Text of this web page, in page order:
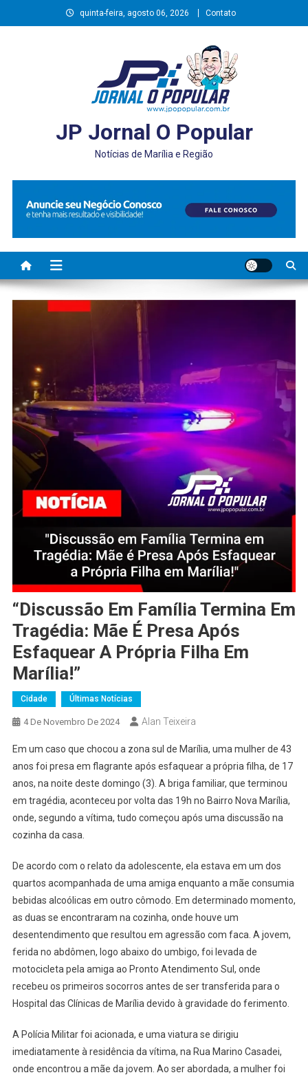
to
quinta-feira, agosto 06, 2026 Contato
JP Jornal O Popular
Notícias de Marília e Região
“Discussão Em Família Termina Em
Tragédia: Mãe É Presa Após
Esfaquear A Própria Filha Em
Marília!”
Cidade Últimas Notícias
4 De Novembro De 2024 Alan Teixeira
Em um caso que chocou a zona sul de Marília, uma mulher de 43
anos foi presa em flagrante após esfaquear a própria filha, de 17
anos, na noite deste domingo (3). A briga familiar, que terminou
em tragédia, aconteceu por volta das 19h no Bairro Nova Marília,
onde, segundo a vítima, tudo começou após uma discussão na
cozinha da casa.
De acordo com o relato da adolescente, ela estava em um dos
quartos acompanhada de uma amiga enquanto a mãe consumia
bebidas alcoólicas em outro cômodo. Em determinado momento,
as duas se encontraram na cozinha, onde houve um
desentendimento que resultou em agressão com faca. A jovem,
ferida no abdômen, logo abaixo do umbigo, foi levada de
motocicleta pela amiga ao Pronto Atendimento Sul, onde
recebeu os primeiros socorros antes de ser transferida para o
Hospital das Clínicas de Marília devido à gravidade do ferimento.
A Polícia Militar foi acionada, e uma viatura se dirigiu
imediatamente à residência da vítima, na Rua Marino Casadei,
onde encontrou a mãe da jovem. Ao ser abordada, a mulher foi